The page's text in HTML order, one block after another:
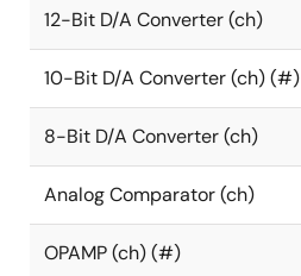
12-Bit D/A Converter (ch)
10-Bit D/A Converter (ch) (#)
8-Bit D/A Converter (ch)
Analog Comparator (ch)
OPAMP (ch) (#)